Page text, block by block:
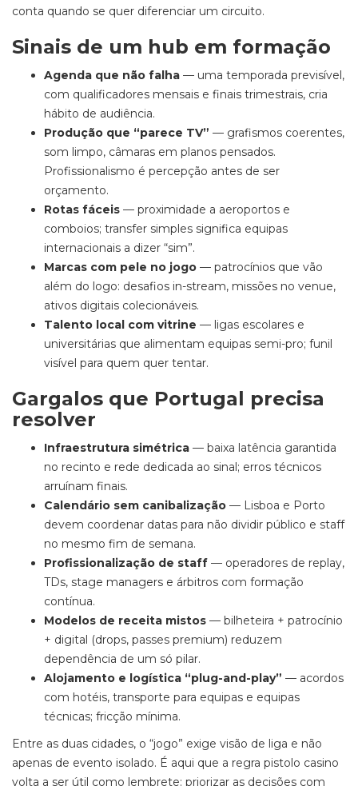
conta quando se quer diferenciar um circuito.
Sinais de um hub em formação
Agenda que não falha — uma temporada previsível,
com qualificadores mensais e finais trimestrais, cria
hábito de audiência.
Produção que “parece TV” — grafismos coerentes,
som limpo, câmaras em planos pensados.
Profissionalismo é percepção antes de ser
orçamento.
Rotas fáceis — proximidade a aeroportos e
comboios; transfer simples significa equipas
internacionais a dizer “sim”.
Marcas com pele no jogo — patrocínios que vão
além do logo: desafios in-stream, missões no venue,
ativos digitais colecionáveis.
Talento local com vitrine — ligas escolares e
universitárias que alimentam equipas semi-pro; funil
visível para quem quer tentar.
Gargalos que Portugal precisa
resolver
Infraestrutura simétrica — baixa latência garantida
no recinto e rede dedicada ao sinal; erros técnicos
arruínam finais.
Calendário sem canibalização — Lisboa e Porto
devem coordenar datas para não dividir público e staff
no mesmo fim de semana.
Profissionalização de staff — operadores de replay,
TDs, stage managers e árbitros com formação
contínua.
Modelos de receita mistos — bilheteira + patrocínio
+ digital (drops, passes premium) reduzem
dependência de um só pilar.
Alojamento e logística “plug-and-play” — acordos
com hotéis, transporte para equipas e equipas
técnicas; fricção mínima.
Entre as duas cidades, o “jogo” exige visão de liga e não
apenas de evento isolado. É aqui que a regra pistolo casino
volta a ser útil como lembrete: priorizar as decisões com